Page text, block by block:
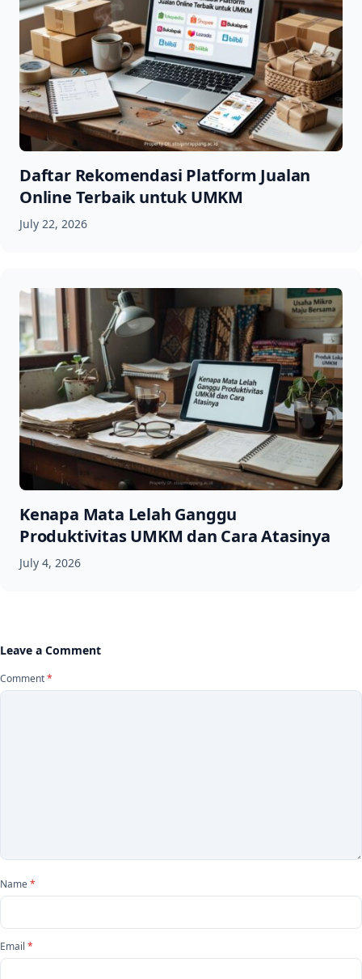
Daftar Rekomendasi Platform Jualan
Online Terbaik untuk UMKM
July 22, 2026
Kenapa Mata Lelah Ganggu
Produktivitas UMKM dan Cara Atasinya
July 4, 2026
Leave a Comment
Comment*
Name*
Email *